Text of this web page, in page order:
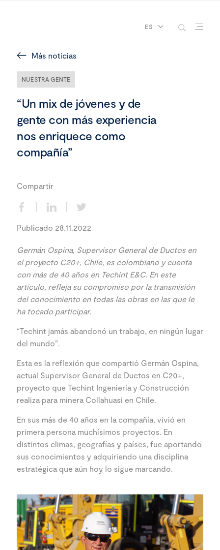
ES
Más noticias
NUESTRA GENTE
“Un mix de jóvenes y de
gente con más experiencia
nos enriquece como
compañía”
Compartir
Publicado 28.11.2022
Germán Ospina, Supervisor General de Ductos en
el proyecto C20+, Chile, es colombiano y cuenta
con más de 40 años en Techint E&C. En este
artículo, refleja su compromiso por la transmisión
del conocimiento en todas las obras en las que le
ha tocado participar.
“Techint jamás abandonó un trabajo, en ningún lugar
del mundo”.
Esta es la reflexión que compartió Germán Ospina,
actual Supervisor General de Ductos en C20+,
proyecto que Techint Ingeniería y Construcción
realiza para minera Collahuasi en Chile.
En sus más de 40 años en la compañía, vivió en
primera persona muchísimos proyectos. En
distintos climas, geografías y países, fue aportando
sus conocimientos y adquiriendo una disciplina
estratégica que aún hoy lo sigue marcando.